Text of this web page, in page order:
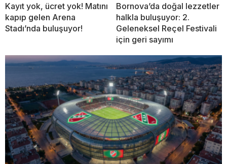
Kayıt yok, ücret yok! Matını
kapıp gelen Arena
Stadı’nda buluşuyor!
Bornova’da doğal lezzetler
halkla buluşuyor: 2.
Geleneksel Reçel Festivali
için geri sayımı